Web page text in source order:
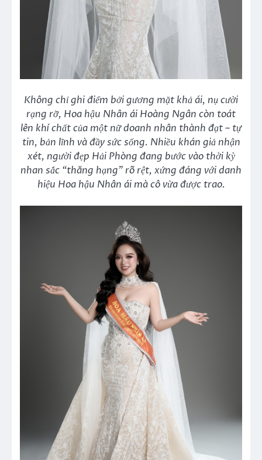
Không chỉ ghi điểm bởi gương mặt khả ái, nụ cười
rạng rỡ, Hoa hậu Nhân ái Hoàng Ngân còn toát
lên khí chất của một nữ doanh nhân thành đạt – tự
tin, bản lĩnh và đầy sức sống. Nhiều khán giả nhận
xét, người đẹp Hải Phòng đang bước vào thời kỳ
nhan sắc “thăng hạng” rõ rệt, xứng đáng với danh
hiệu Hoa hậu Nhân ái mà cô vừa được trao.